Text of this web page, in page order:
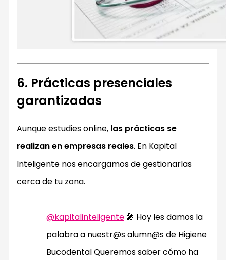
6. Prácticas presenciales
garantizadas
Aunque estudies online, las prácticas se
realizan en empresas reales. En Kapital
Inteligente nos encargamos de gestionarlas
cerca de tu zona.
@kapitalinteligente🎤 Hoy les damos la
palabra a nuestr@s alumn@s de Higiene
Bucodental Queremos saber cómo ha